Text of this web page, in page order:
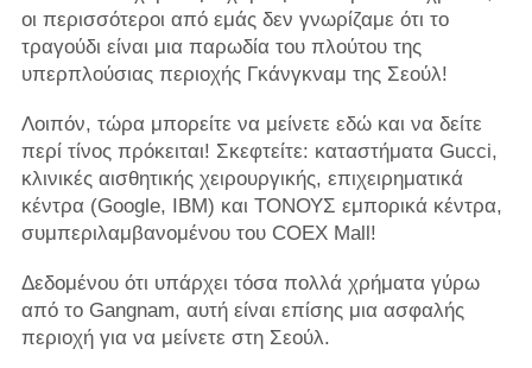
οι περισσότεροι από εμάς δεν γνωρίζαμε ότι το
τραγούδι είναι μια παρωδία του πλούτου της
υπερπλούσιας περιοχής Γκάνγκναμ της Σεούλ!
Λοιπόν, τώρα μπορείτε να μείνετε εδώ και να δείτε
περί τίνος πρόκειται! Σκεφτείτε: καταστήματα Gucci,
κλινικές αισθητικής χειρουργικής, επιχειρηματικά
κέντρα (Google, IBM) και ΤΟΝΟΥΣ εμπορικά κέντρα,
συμπεριλαμβανομένου του COEX Mall!
Δεδομένου ότι υπάρχει τόσα πολλά χρήματα γύρω
από το Gangnam, αυτή είναι επίσης μια ασφαλής
περιοχή για να μείνετε στη Σεούλ.